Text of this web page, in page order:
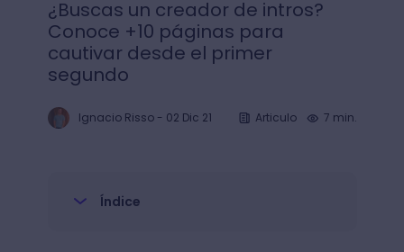
¿Buscas un creador de intros?
Conoce +10 páginas para
cautivar desde el primer
segundo
Ignacio Risso- 02 Dic 21 Articulo 7 min.
Índice